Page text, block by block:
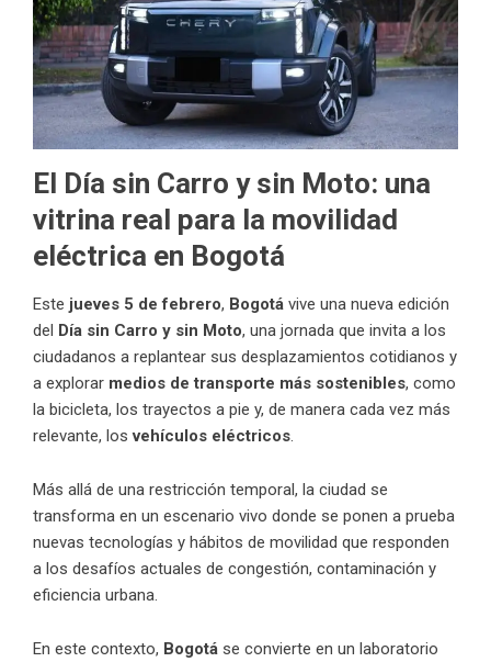
El Día sin Carro y sin Moto: una
vitrina real para la movilidad
eléctrica en Bogotá
Este jueves 5 de febrero, Bogotá vive una nueva edición
del Día sin Carro y sin Moto, una jornada que invita a los
ciudadanos a replantear sus desplazamientos cotidianos y
a explorar medios de transporte más sostenibles, como
la bicicleta, los trayectos a pie y, de manera cada vez más
relevante, losvehículos eléctricos.
Más allá de una restricción temporal, la ciudad se
transforma en un escenario vivo donde se ponen a prueba
nuevas tecnologías y hábitos de movilidad que responden
a los desafíos actuales de congestión, contaminación y
eficiencia urbana.
En este contexto, Bogotá se convierte en un laboratorio